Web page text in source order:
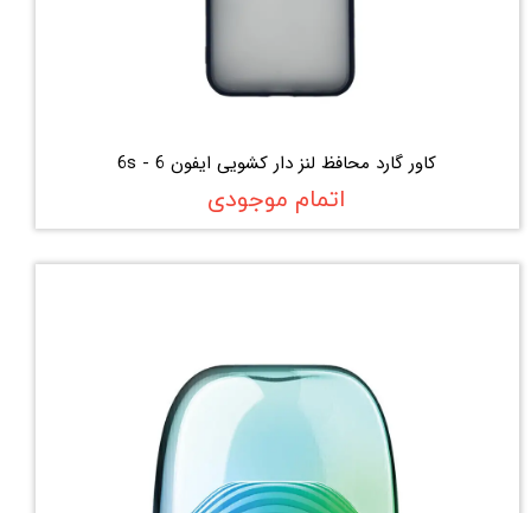
کاور گارد محافظ لنز دار کشویی ایفون 6 - 6s
اتمام موجودی